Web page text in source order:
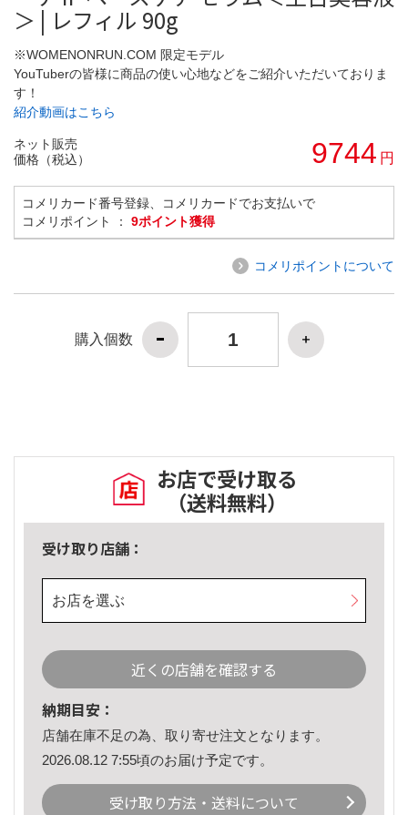
＞ | レフィル 90g
※WOMENONRUN.COM 限定モデル
YouTuberの皆様に商品の使い心地などをご紹介いただいておりま
す！
紹介動画はこちら
ネット販売
価格（税込）
9744 円
コメリカード番号登録、コメリカードでお支払いで
コメリポイント ： 9ポイント獲得
コメリポイントについて
購入個数
お店で受け取る
（送料無料）
受け取り店舗：
お店を選ぶ
近くの店舗を確認する
納期目安：
店舗在庫不足の為、取り寄せ注文となります。
2026.08.12 7:55頃のお届け予定です。
受け取り方法・送料について